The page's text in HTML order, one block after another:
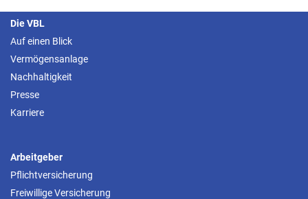
Die VBL
Auf einen Blick
Vermögensanlage
Nachhaltigkeit
Presse
Karriere
Arbeitgeber
Pflichtversicherung
Freiwillige Versicherung